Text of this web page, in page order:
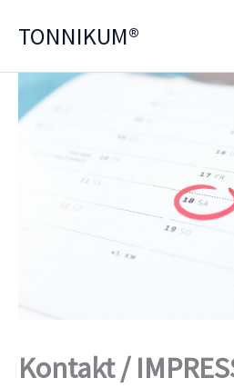
InhaltTONNIKUM®
Kontakt /